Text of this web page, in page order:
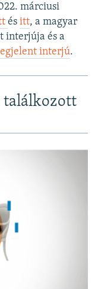
márciusi
és itt, a magyar
interjúja és a
interjú.
találkozott